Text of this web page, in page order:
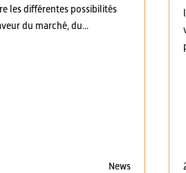
les différentes possibilités
du marché, du...
News